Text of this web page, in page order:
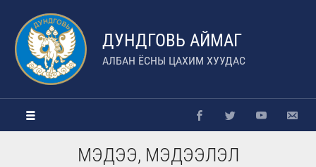
ДУНДГОВЬ АЙМАГ
АЛБАН ЁСНЫ ЦАХИМ ХУУДАС
МЭДЭЭ, МЭДЭЭЛЭЛ